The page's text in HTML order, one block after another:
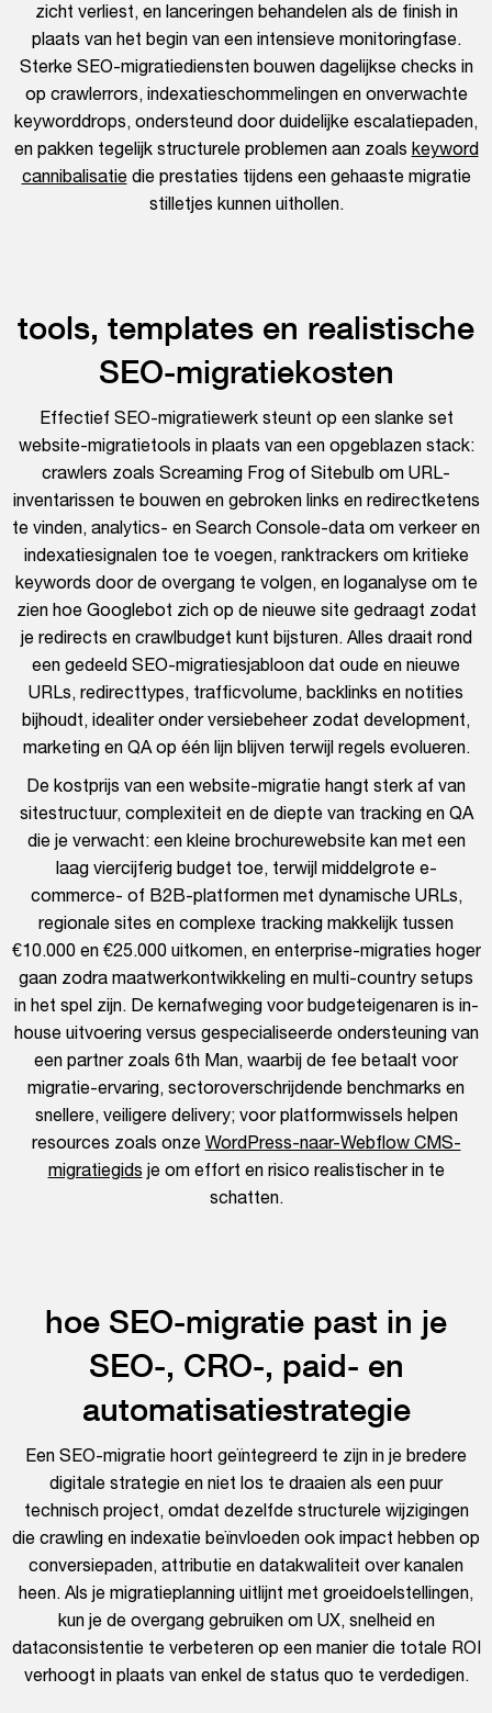
zicht verliest, en lanceringen behandelen als de finish in
plaats van het begin van een intensieve monitoringfase.
Sterke SEO-migratiediensten bouwen dagelijkse checks in
op crawlerrors, indexatieschommelingen en onverwachte
keyworddrops, ondersteund door duidelijke escalatiepaden,
en pakken tegelijk structurele problemen aan zoals keyword
cannibalisatiedie prestaties tijdens een gehaaste migratie
stilletjes kunnen uithollen.
tools, templates en realistische
SEO-migratiekosten
Effectief SEO-migratiewerk steunt op een slanke set
website-migratietools in plaats van een opgeblazen stack:
crawlers zoals Screaming Frog of Sitebulb om URL-
inventarissen te bouwen en gebroken links en redirectketens
te vinden, analytics- en Search Console-data om verkeer en
indexatiesignalen toe te voegen, ranktrackers om kritieke
keywords door de overgang te volgen, en loganalyse om te
zien hoe Googlebot zich op de nieuwe site gedraagt zodat
je redirects en crawlbudget kunt bijsturen. Alles draait rond
een gedeeld SEO-migratiesjabloon dat oude en nieuwe
URLs, redirecttypes, trafficvolume, backlinks en notities
bijhoudt, idealiter onder versiebeheer zodat development,
marketing en QA op één lijn blijven terwijl regels evolueren.
De kostprijs van een website-migratie hangt sterk af van
sitestructuur, complexiteit en de diepte van tracking en QA
die je verwacht: een kleine brochurewebsite kan met een
laag viercijferig budget toe, terwijl middelgrote e-
commerce- of B2B-platformen met dynamische URLs,
regionale sites en complexe tracking makkelijk tussen
€10.000 en €25.000 uitkomen, en enterprise-migraties hoger
gaan zodra maatwerkontwikkeling en multi-country setups
in het spel zijn. De kernafweging voor budgeteigenaren is in-
house uitvoering versus gespecialiseerde ondersteuning van
een partner zoals 6th Man, waarbij de fee betaalt voor
migratie-ervaring, sectoroverschrijdende benchmarks en
snellere, veiligere delivery; voor platformwissels helpen
resources zoals onze WordPress-naar-Webflow CMS-
migratiegids je om effort en risico realistischer in te
schatten.
hoe SEO-migratie past in je
SEO-, CRO-, paid- en
automatisatiestrategie
Een SEO-migratie hoort geïntegreerd te zijn in je bredere
digitale strategie en niet los te draaien als een puur
technisch project, omdat dezelfde structurele wijzigingen
die crawling en indexatie beïnvloeden ook impact hebben op
conversiepaden, attributie en datakwaliteit over kanalen
heen. Als je migratieplanning uitlijnt met groeidoelstellingen,
kun je de overgang gebruiken om UX, snelheid en
dataconsistentie te verbeteren op een manier die totale ROI
verhoogt in plaats van enkel de status quo te verdedigen.